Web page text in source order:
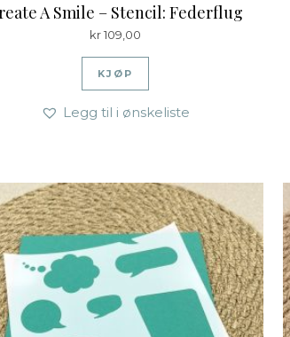
A Smile – Stencil: Federflug
kr109,00
KJØP
Legg til i ønskeliste